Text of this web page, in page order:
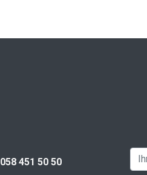
058 451 50 50